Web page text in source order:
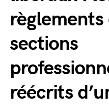
règlements
sections
réécrits